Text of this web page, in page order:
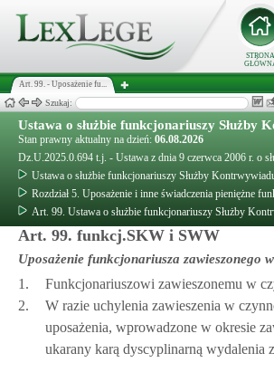
STRONA
Art. 99. - Uposażenie fu...
Szukaj:
Ustawa o służbie funkcjonariuszy Służby
Stan prawny aktualny na dzień: 06.08.2026
Dz.U.2025.0.694 t.j. - Ustawa z dnia 9 czerwca 2006 r. o
Ustawa o służbie funkcjonariuszy Służby
Rozdział 5. Uposażenie i inne świadczenia pieniężne
Art. 99. Ustawa o służbie funkcjonariuszy Służby
Art. 99. funkcj.SKW i SWW
Uposażenie funkcjonariusza zawieszonego
1.
Funkcjonariuszowi zawieszonemu w
2.
W razie uchylenia zawieszenia w
uposażenia, wprowadzone w okresie
ukarany karą dyscyplinarną wydalenia